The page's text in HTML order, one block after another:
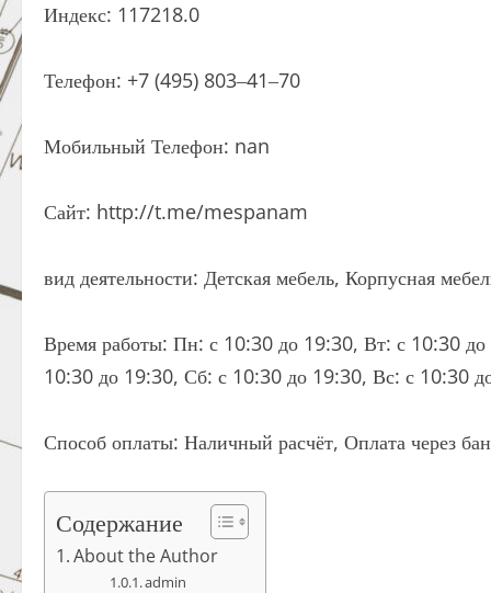
Индекс: 117218.0
Телефон: +7 (495) 803‒41‒70
Мобильный Телефон: nan
Сайт: http://t.me/mespanam
вид деятельности: Детская мебель, Корпусная
Время работы: Пн: с 10:30 до 19:30, Вт: с 10:30
10:30 до 19:30, Сб: с 10:30 до 19:30, Вс: с 10:30
Способ оплаты: Наличный расчёт, Оплата через
Содержание
About the Author
admin